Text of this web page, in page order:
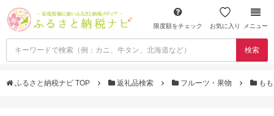
限度額をチェック お気に入り メニュー
検索
ふるさと納税ナビ TOP 返礼品検索 フルーツ・果物 も